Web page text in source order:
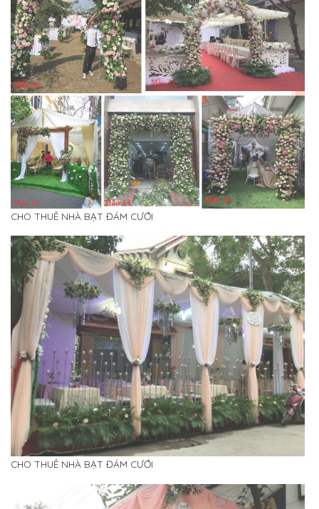
CHO THUÊ NHÀ BẠT ĐÁM CƯỚI
CHO THUÊ NHÀ BẠT ĐÁM CƯỚI